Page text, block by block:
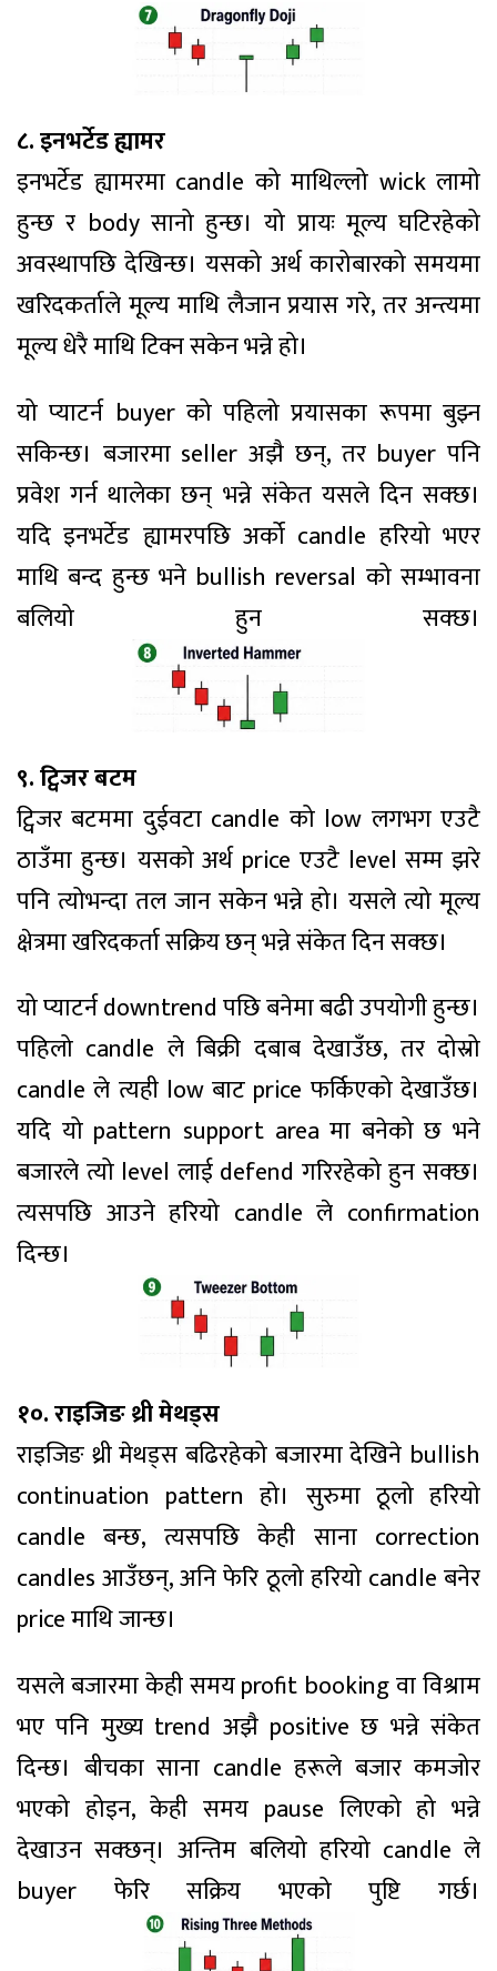
८. इनभर्टेड ह्यामर
इनभर्टेड ह्यामरमा candle को माथिल्लो wick लामो
हुन्छ र body सानो हुन्छ। यो प्रायः मूल्य घटिरहेको
अवस्थापछि देखिन्छ। यसको अर्थ कारोबारको समयमा
खरिदकर्ताले मूल्य माथि लैजान प्रयास गरे, तर अन्त्यमा
मूल्य धेरै माथि टिक्न सकेन भन्ने हो।
यो प्याटर्न buyer को पहिलो प्रयासका रूपमा बुझ्न
सकिन्छ। बजारमा seller अझै छन्, तर buyer पनि
प्रवेश गर्न थालेका छन् भन्ने संकेत यसले दिन सक्छ।
यदि इनभर्टेड ह्यामरपछि अर्को candle हरियो भएर
माथि बन्द हुन्छ भने bullish reversal को सम्भावना
बलियो हुन सक्छ।
९. ट्विजर बटम
ट्विजर बटममा दुईवटा candle को low लगभग एउटै
ठाउँमा हुन्छ। यसको अर्थ price एउटै level सम्म झरे
पनि त्योभन्दा तल जान सकेन भन्ने हो। यसले त्यो मूल्य
क्षेत्रमा खरिदकर्ता सक्रिय छन् भन्ने संकेत दिन सक्छ।
यो प्याटर्न downtrend पछि बनेमा बढी उपयोगी हुन्छ।
पहिलो candle ले बिक्री दबाब देखाउँछ, तर दोस्रो
candle ले त्यही low बाट price फर्किएको देखाउँछ।
यदि यो pattern support area मा बनेको छ भने
बजारले त्यो level लाई defend गरिरहेको हुन सक्छ।
त्यसपछि आउने हरियो candle ले confirmation
दिन्छ।
१०. राइजिङ थ्री मेथड्स
राइजिङ थ्री मेथड्स बढिरहेको बजारमा देखिने bullish
continuation pattern हो। सुरुमा ठूलो हरियो
candle बन्छ, त्यसपछि केही साना correction
candles आउँछन्, अनि फेरि ठूलो हरियो candle बनेर
price माथि जान्छ।
यसले बजारमा केही समय profit booking वा विश्राम
भए पनि मुख्य trend अझै positive छ भन्ने संकेत
दिन्छ। बीचका साना candle हरूले बजार कमजोर
भएको होइन, केही समय pause लिएको हो भन्ने
देखाउन सक्छन्। अन्तिम बलियो हरियो candle ले
buyer फेरि सक्रिय भएको पुष्टि गर्छ।